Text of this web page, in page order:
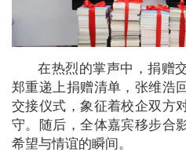
在热烈的掌声中，捐赠
郑重递上捐赠清单，张维浩
交接仪式，象征着校企双方
守。随后，全体嘉宾移步合
希望与情谊的瞬间。